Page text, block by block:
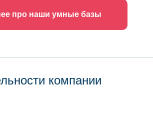
про наши умные базы
компании